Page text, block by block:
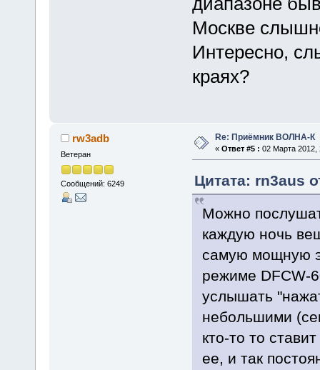
Москве
Интересно,
краях?
rw3adb
Ветеран
Сообщений: 6249
Re: Приёмник ВОЛНА-К
« Ответ #5 : 02 Марта 2012,
Цитата: rn3aus
Можно
каждую ночь
самую мощную
режиме DFCW-
услышать
небольшими
кто-то то
ее, и так